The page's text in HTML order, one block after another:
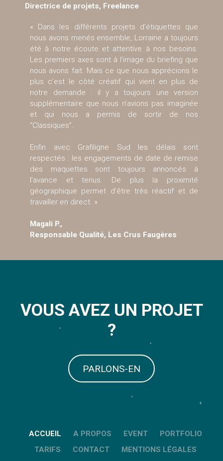
Directrice de projets, Freelance
« Dans les différents projets d’étiquettes que
nous avons menés ensemble, Lorraine a toujours
été à notre écoute et attentive à nos besoins.
Les premiers axes sont à l’image du briefing que
nous avons fait. Mais ce que nous apprécions le
plus c’est le côté créatif qui vient en plus de
notre demande : il y a toujours une version
supplémentaire que nous n’avions pas imaginée
et qui nous a permis de sortir de nos
“Classiques”.
Enfin avec Grafiligne Sud les délais sont
respectés : les engagements de date de remise
des maquettes sont toujours annoncés à
l’avance et tenus. De plus la proximité
géographique permet d’être très réactif et de
travailler en direct. »
Magali P.,
Responsable Qualité, Les Crus Faugères
VOUS AVEZ UN PROJET
?
PARLONS-EN
ACCUEIL A PROPOS EVENT
PORTFOLIO
TARIFS
CONTACT
MENTIONS LÉGALES